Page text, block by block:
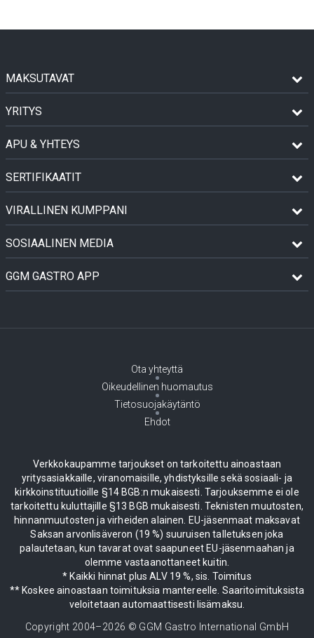
MAKSUTAVAT
YRITYS
APU & YHTEYS
SERTIFIKAATIT
VIRALLINEN KUMPPANI
SOSIAALINEN MEDIA
GGM GASTRO APP
Ota yhteyttä
Oikeudellinen huomautus
Tietosuojakäytäntö
Ehdot
Verkkokaupamme tarjoukset on tarkoitettu ainoastaan
yritysasiakkaille, viranomaisille, yhdistyksille sekä sosiaali- ja
kirkkoinstituutioille §14 BGB:n mukaisesti. Tarjouksemme ei ole
tarkoitettu kuluttajille §13 BGB mukaisesti. Teknisten muutosten,
hinnanmuutosten ja virheiden alainen. EU-jäsenmaat maksavat
Saksan arvonlisäveron (19 %) suuruisen talletuksen joka
palautetaan, kun tavarat ovat saapuneet EU-jäsenmaahan ja
olemme vastaanottaneet kuitin.
* Kaikki hinnat plus ALV 19 %, sis. Toimitus
** Koskee ainoastaan toimituksia mantereelle. Saaritoimituksista
veloitetaan automaattisesti lisämaksu.
Copyright 2004–2026 © GGM Gastro International GmbH